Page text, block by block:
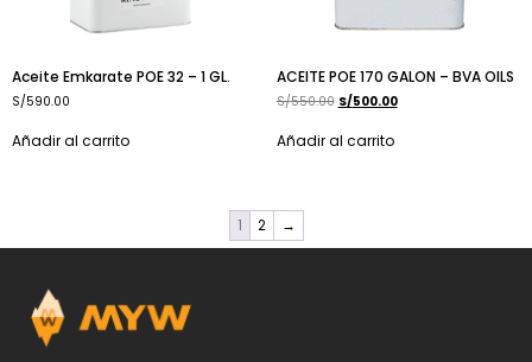
Aceite Emkarate POE 32 – 1 GL.
S/590.00
Añadir al carrito
ACEITE POE 170 GALON – BVA OILS
S/550.00 S/500.00
Añadir al carrito
1 2 →